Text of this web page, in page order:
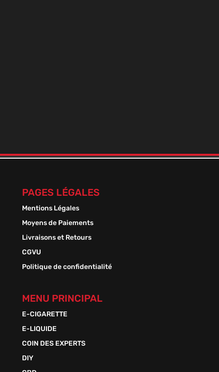
à
13,50 €
PAGES LÉGALES
Mentions Légales
Moyens de Paiements
Livraisons et Retours
CGVU
Politique de confidentialité
MENU PRINCIPAL
E-CIGARETTE
E-LIQUIDE
COIN DES EXPERTS
DIY